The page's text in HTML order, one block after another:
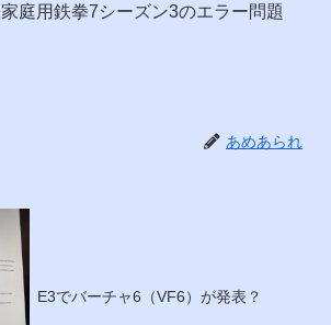
家庭用鉄拳7シーズン3のエラー問題
あめあられ
E3でバーチャ6（VF6）が発表？